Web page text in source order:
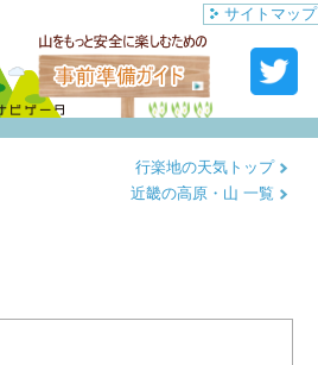
サイトマップ
行楽地の天気トップ
近畿の高原・山 一覧